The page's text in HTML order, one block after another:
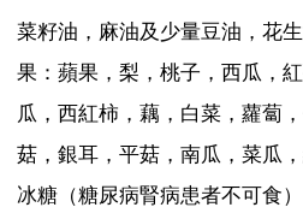
菜籽油，麻油及少量豆油，花
果：蘋果，梨，桃子，西瓜，
瓜，西紅柿，藕，白菜，蘿蔔
菇，銀耳，平菇，南瓜，菜瓜
冰糖（糖尿病腎病患者不可食